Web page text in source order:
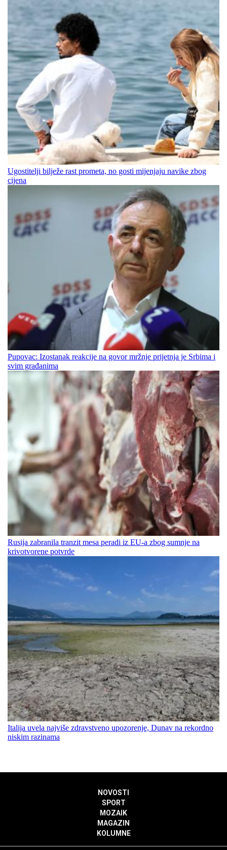
Ugostitelji bilježe rast prometa, no gosti mijenjaju navike zbog
cijena
Pupovac: Izostanak reakcije na govor mržnje prijetnja je Srbima i
svim građanima
Rusija zabranila tranzit mesa peradi iz EU-a zbog sumnje na
krivotvorene potvrde
Italija uvela najviše zdravstveno upozorenje, Dunav na rekordno
niskim razinama
NOVOSTI
SPORT
MOZAIK
MAGAZIN
KOLUMNE